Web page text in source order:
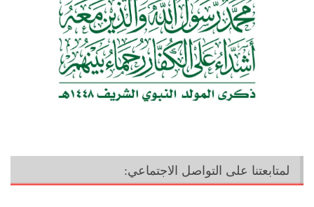
لمتابعتنا على التواصل الاجتماعي: